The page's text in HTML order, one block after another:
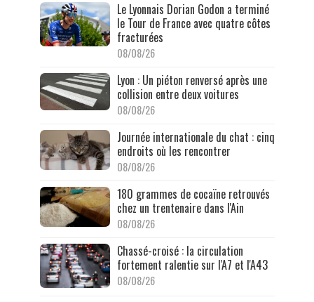
Le Lyonnais Dorian Godon a terminé
le Tour de France avec quatre côtes
fracturées
08/08/26
Lyon : Un piéton renversé après une
collision entre deux voitures
08/08/26
Journée internationale du chat : cinq
endroits où les rencontrer
08/08/26
180 grammes de cocaïne retrouvés
chez un trentenaire dans l'Ain
08/08/26
Chassé-croisé : la circulation
fortement ralentie sur l'A7 et l'A43
08/08/26